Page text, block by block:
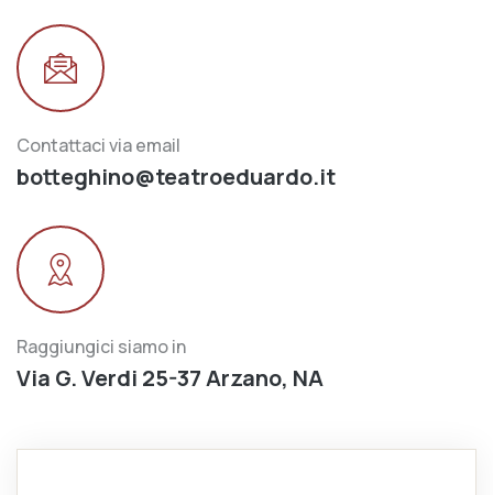
Contattaci via email
botteghino@teatroeduardo.it
Raggiungici siamo in
Via G. Verdi 25-37 Arzano, NA